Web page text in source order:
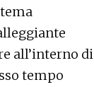
all’interno di
tempo